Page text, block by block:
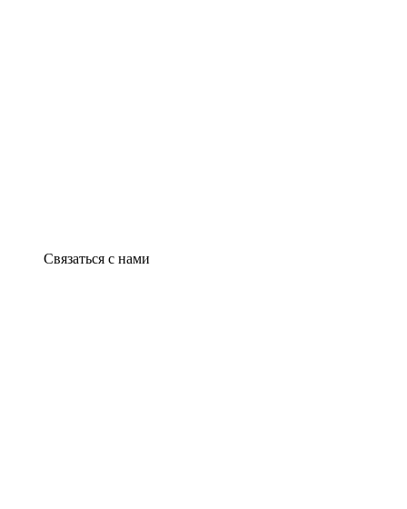
Связаться с нами